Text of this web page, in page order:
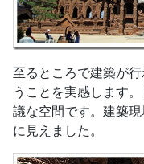
至るところで建築が
うことを実感します
議な空間です。建築
に見えました。